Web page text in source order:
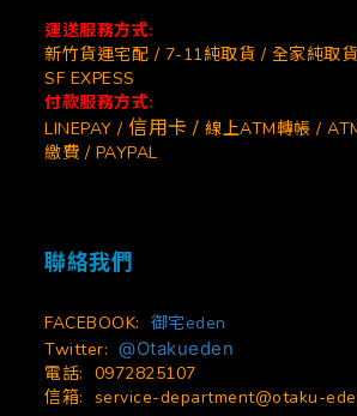
運送服務方式:
新竹貨運宅配 / 7-11純取貨 / 全家純取
SF EXPESS
付款服務方式:
LINEPAY / 信用卡 / 線上ATM轉帳 /
繳費 / PAYPAL
聯絡我們
FACEBOOK: 御宅eden
Twitter: @Otakueden
電話: 0972825107
信箱: service-department@otaku-